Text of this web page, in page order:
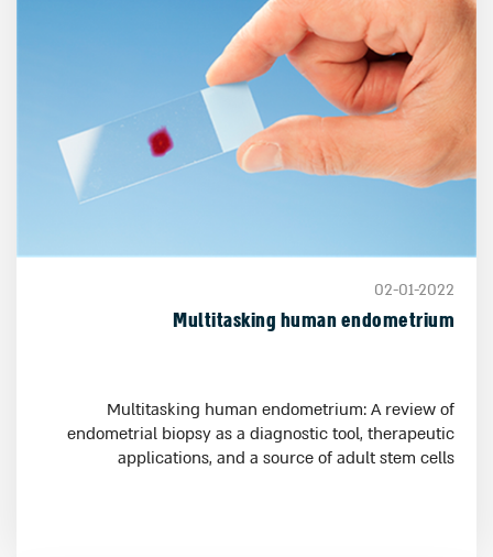
02-01-2022
Multitasking human endometrium
Multitasking human endometrium: A review of
endometrial biopsy as a diagnostic tool, therapeutic
applications, and a source of adult stem cells